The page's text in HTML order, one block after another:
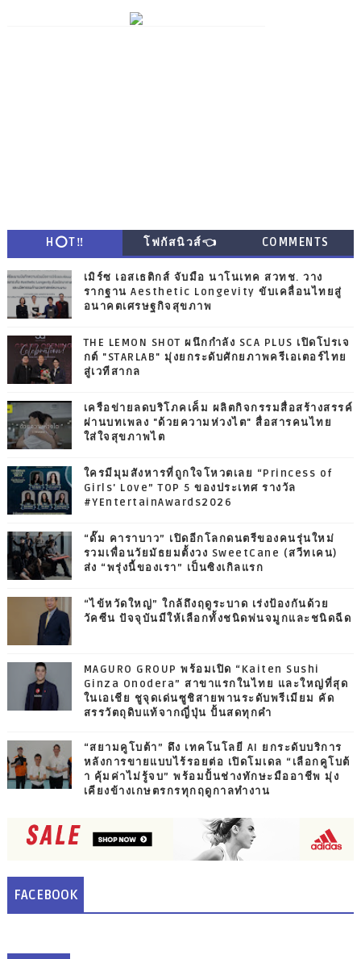
H⭕T‼ โฟกัสนิวส์👈 COMMENTS
เมิร์ซ เอสเธติกส์ จับมือ นาโนเทค สวทช. วาง
รากฐาน Aesthetic Longevity ขับเคลื่อนไทยสู่
อนาคตเศรษฐกิจสุขภาพ
THE LEMON SHOT ผนึกกำลัง SCA PLUS เปิดโปรเจ
กต์ "STARLAB" มุ่งยกระดับศักยภาพครีเอเตอร์ไทย
สู่เวทีสากล
เครือข่ายลดบริโภคเค็ม ผลิตกิจกรรมสื่อสร้างสรรค์
ผ่านบทเพลง "ด้วยความห่วงไต" สื่อสารคนไทย
ใส่ใจสุขภาพไต
ใครมีมุมสังหารที่ถูกใจโหวตเลย “Princess of
Girls' Love” TOP 5 ของประเทศ รางวัล
#YEntertainAwards2026
“ดั๊ม คาราบาว” เปิดอีกโลกดนตรีของคนรุ่นใหม่
รวมเพื่อนวัยมัธยมตั้งวง SweetCane (สวีทเคน)
ส่ง “พรุ่งนี้ของเรา” เป็นซิงเกิลแรก
“ไข้หวัดใหญ่” ใกล้ถึงฤดูระบาด เร่งป้องกันด้วย
วัคซีน ปัจจุบันมีให้เลือกทั้งชนิดพ่นจมูกและชนิดฉีด
MAGURO GROUP พร้อมเปิด “Kaiten Sushi
Ginza Onodera” สาขาแรกในไทย และใหญ่ที่สุด
ในเอเชีย ชูจุดเด่นซูชิสายพานระดับพรีเมียม คัด
สรรวัตถุดิบแท้จากญี่ปุ่น ปั้นสดทุกคำ
“สยามคูโบต้า” ดึง เทคโนโลยี AI ยกระดับบริการ
หลังการขายแบบไร้รอยต่อ เปิดโมเดล “เลือกคูโบต้
า คุ้มค่าไม่รู้จบ” พร้อมปั้นช่างทักษะมืออาชีพ มุ่ง
เคียงข้างเกษตรกรทุกฤดูกาลทำงาน
FACEBOOK